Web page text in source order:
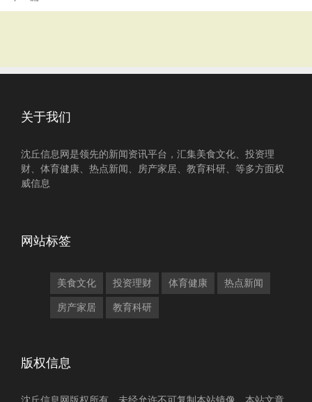
关于我们
沈丘信息网是领先的新闻资讯平台，汇集美食文化、投资理
财、体育健康、热点新闻、房产家居、教育科研、等多方面权
威信息
网站标签
美食文化 投资理财 体育健康 热点新闻
房产家居 教育科研
版权信息